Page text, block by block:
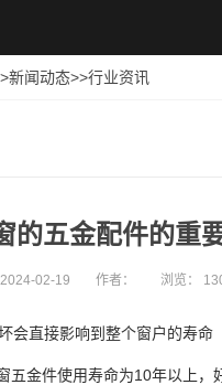
新闻动态>>行业资讯
的五金配件的重
2024-02-19 作者： 浏览：
会直接影响到整个窗户的寿命
金件使用寿命为10年以上，